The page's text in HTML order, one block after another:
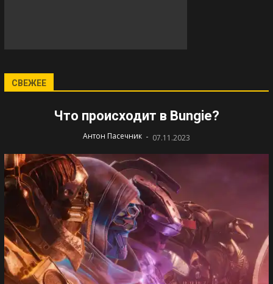
СВЕЖЕЕ
Что происходит в Bungie?
Антон Пасечник - 07.11.2023